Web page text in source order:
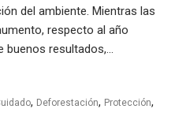
del ambiente. Mientras las
respecto al año
buenos resultados,…
, Deforestación, Protección,